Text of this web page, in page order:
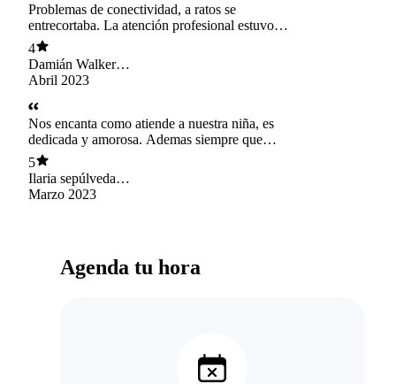
Problemas de conectividad, a ratos se
entrecortaba. La atención profesional estuvo
bien.
4
Damián Walker
Mora
Abril 2023
Nos encanta como atiende a nuestra niña, es
dedicada y amorosa. Ademas siempre que
tenemos una inquietud le escribimos y nos
responde amablemente.
5
Ilaria sepúlveda
galarza
Marzo 2023
Agenda tu hora